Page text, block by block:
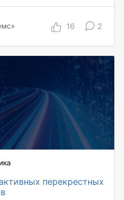
16 2
перекрестных